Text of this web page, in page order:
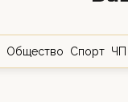
Общество Спорт ЧП